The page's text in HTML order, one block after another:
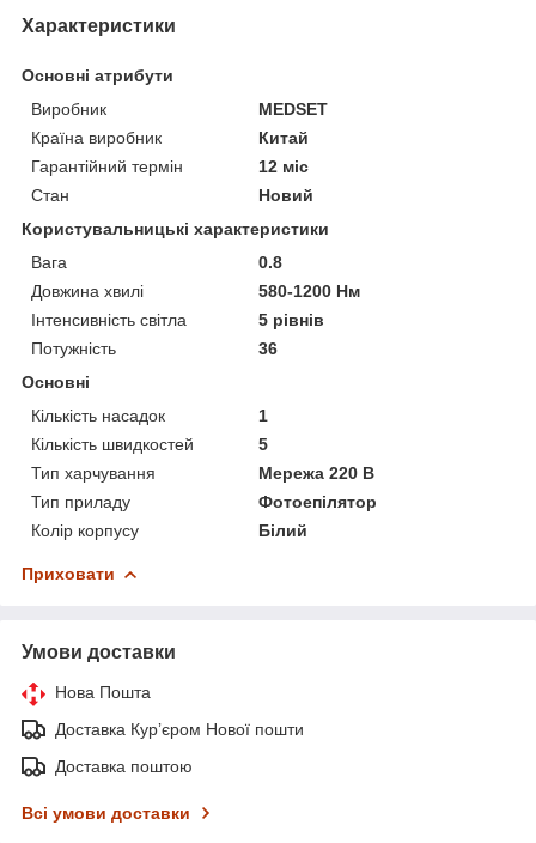
Характеристики
Основні атрибути
Виробник
MEDSET
Країна виробник
Китай
Гарантійний термін
12 міс
Стан
Новий
Користувальницькі характеристики
Вага
0.8
Довжина хвилі
580-1200 Нм
Інтенсивність світла
5 рівнів
Потужність
36
Основні
Кількість насадок
1
Кількість швидкостей
5
Тип харчування
Мережа 220 В
Тип приладу
Фотоепілятор
Колір корпусу
Білий
Приховати
Умови доставки
Нова Пошта
Доставка Курʼєром Нової пошти
Доставка поштою
Всі умови доставки